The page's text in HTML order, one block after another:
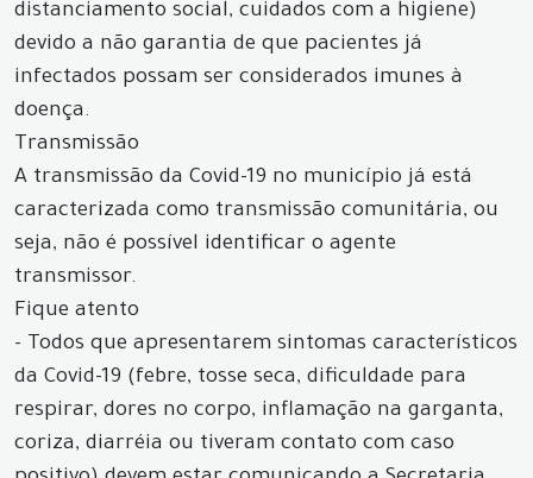
distanciamento social, cuidados com a higiene)
devido a não garantia de que pacientes já
infectados possam ser considerados imunes à
doença.
Transmissão
A transmissão da Covid-19 no município já está
caracterizada como transmissão comunitária, ou
seja, não é possível identificar o agente
transmissor.
Fique atento
- Todos que apresentarem sintomas característicos
da Covid-19 (febre, tosse seca, dificuldade para
respirar, dores no corpo, inflamação na garganta,
coriza, diarréia ou tiveram contato com caso